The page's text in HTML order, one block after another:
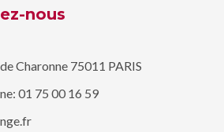
nous
Charonne 75011 PARIS
01 75 00 16 59